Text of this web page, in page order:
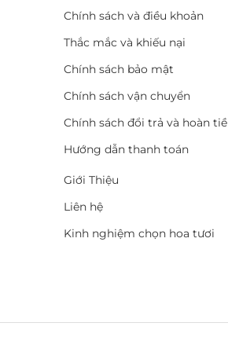
Chính sách và điều khoản
Thắc mắc và khiếu nại
Chính sách bảo mật
Chính sách vận chuyển
Chính sách đổi trả và hoàn
Hướng dẫn thanh toán
Giới Thiệu
Liên hệ
Kinh nghiệm chọn hoa tươi